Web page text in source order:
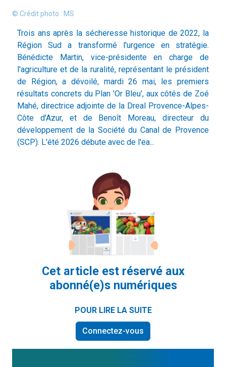
© Crédit photo : MS
Trois ans après la sécheresse historique de 2022, la
Région Sud a transformé l'urgence en stratégie.
Bénédicte Martin, vice-présidente en charge de
l'agriculture et de la ruralité, représentant le président
de Région, a dévoilé, mardi 26 mai, les premiers
résultats concrets du Plan 'Or Bleu', aux côtés de Zoé
Mahé, directrice adjointe de la Dreal Provence-Alpes-
Côte d'Azur, et de Benoît Moreau, directeur du
développement de la Société du Canal de Provence
(SCP). L'été 2026 débute avec de l'ea...
Cet article est réservé aux
abonné(e)s numériques
POUR LIRE LA SUITE
Connectez-vous